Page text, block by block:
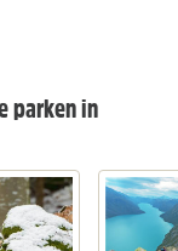
parken in